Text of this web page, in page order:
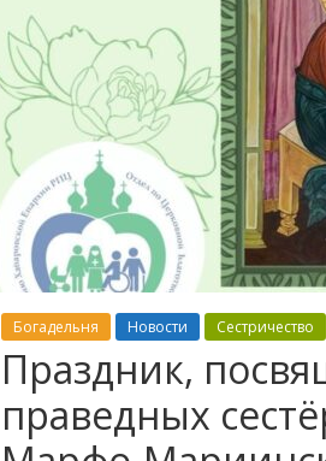
Богадельня Новости Сестричество
Праздник,
праведных